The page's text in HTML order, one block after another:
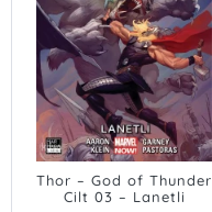
Thor – God of Thunder
Cilt 03 – Lanetli